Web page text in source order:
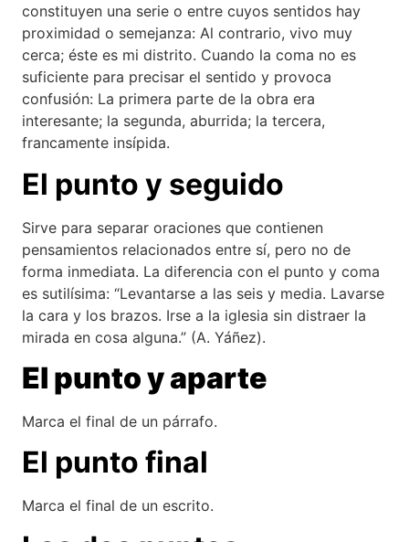
constituyen una serie o entre cuyos sentidos hay
proximidad o semejanza: Al contrario, vivo muy
cerca; éste es mi distrito. Cuando la coma no es
suficiente para precisar el sentido y provoca
confusión: La primera parte de la obra era
interesante; la segunda, aburrida; la tercera,
francamente insípida.
El punto y seguido
Sirve para separar oraciones que contienen
pensamientos relacionados entre sí, pero no de
forma inmediata. La diferencia con el punto y coma
es sutilísima: “Levantarse a las seis y media. Lavarse
la cara y los brazos. Irse a la iglesia sin distraer la
mirada en cosa alguna.” (A. Yáñez).
El punto y aparte
Marca el final de un párrafo.
El punto final
Marca el final de un escrito.